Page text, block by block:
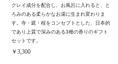
クレイ成分を配合し、お風呂に入れると、と
ろみのある柔らかなお湯に生まれ変わりま
す。寺・庭・桜をコンセプトとした、日本的
であり上質で深みのある3種の香りのギフト
セットです。
￥3,300